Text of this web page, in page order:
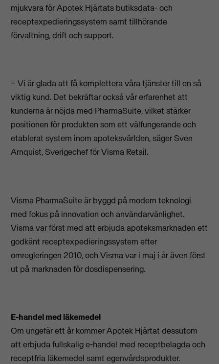
mjukvara för Apotek Hjärtats butiksdata- och
receptexpedieringssystem samt tillhörande
förvaltning, drift och support.
− Vi är glada att få komplettera våra tjänster till en så
viktig kund. Det bekräftar också vår erfarenhet att
kunderna är nöjda med PharmaSuite, vilket stärker
positionen för produkten som ett välfungerande och
etablerat system inom apoteksvärlden, säger Sven
Arnquist, Sverigechef för Visma Retail.
Visma PharmaSuite är byggd på modern teknologi
med fokus på innovation och användarvänlighet.
Visma var först med att erbjuda apoteksmarknaden ett
godkänt receptexpedieringssystem efter
omregleringen 2010, och Visma var i maj i år även först
ut på marknaden för dosdispensering.
E-handel med läkemedel
Om ungefär ett år kommer Apotek Hjärtat dessutom
att erbjuda fullskalig e-handel med receptbelagda och
receptfria läkemedel samt egenvårdsprodukter.